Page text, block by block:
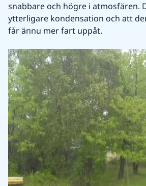
snabbare och högre i atmosfären.
ytterligare kondensation och att
får ännu mer fart uppåt.